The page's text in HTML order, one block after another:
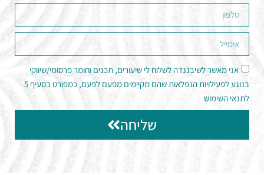
אני מאשר לשיבננדה לשלוח לי שיעורים, תכנים וחומר פרסומי/שיווקי
בנוגע לפעילויות הנפלאות שהם מקיימים מפעם לפעם, כמפורט בסעיף 5
לתנאי השימוש
שליחה